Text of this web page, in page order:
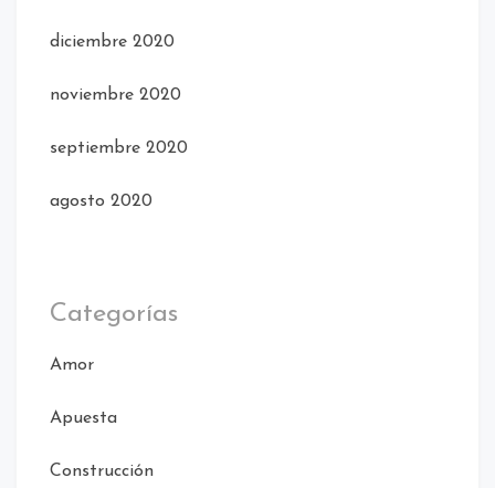
diciembre 2020
noviembre 2020
septiembre 2020
agosto 2020
Categorías
Amor
Apuesta
Construcción